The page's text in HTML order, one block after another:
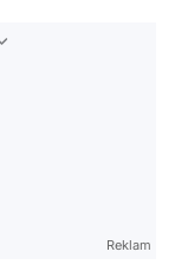
Reklam